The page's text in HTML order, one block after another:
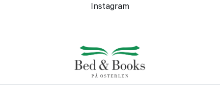
Instagram